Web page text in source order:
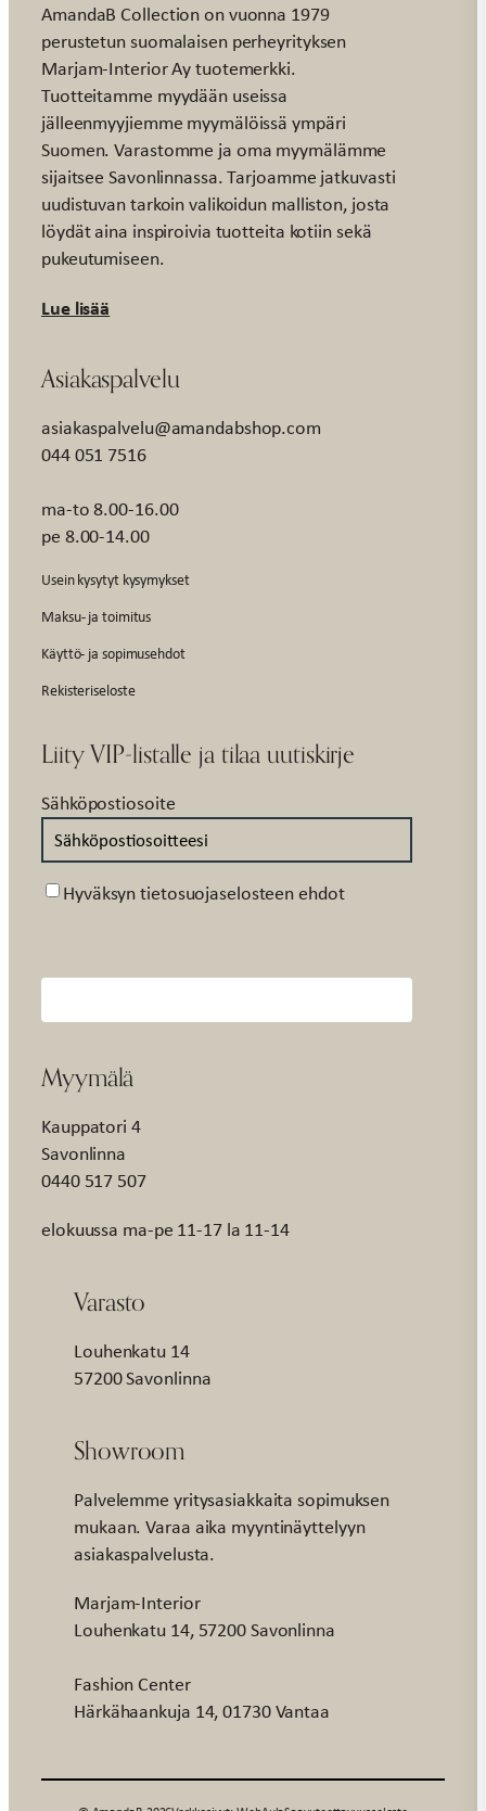
AmandaB Collection on vuonna 1979
perustetun suomalaisen perheyrityksen
Marjam-Interior Ay tuotemerkki.
Tuotteitamme myydään useissa
jälleenmyyjiemme myymälöissä ympäri
Suomen. Varastomme ja oma myymälämme
sijaitsee Savonlinnassa. Tarjoamme jatkuvasti
uudistuvan tarkoin valikoidun malliston, josta
löydät aina inspiroivia tuotteita kotiin sekä
pukeutumiseen.
Lue lisää
Asiakaspalvelu
asiakaspalvelu@amandabshop.com
044 051 7516
ma-to 8.00-16.00
pe 8.00-14.00
Usein kysytyt kysymykset
Maksu- ja toimitus
Käyttö- ja sopimusehdot
Rekisteriseloste
Liity VIP-listalle ja tilaa uutiskirje
Sähköpostiosoite
Suostumus
Hyväksyn tietosuojaselosteen ehdot
Myymälä
Kauppatori 4
Savonlinna
0440 517 507
elokuussa ma-pe 11-17 la 11-14
Varasto
Louhenkatu 14
57200 Savonlinna
Showroom
Palvelemme yritysasiakkaita sopimuksen
mukaan. Varaa aika myyntinäyttelyyn
asiakaspalvelusta.
Marjam-Interior
Louhenkatu 14, 57200 Savonlinna
Fashion Center
Härkähaankuja 14, 01730 Vantaa